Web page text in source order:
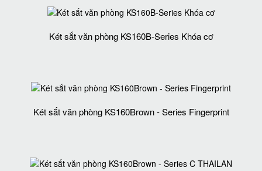
Két sắt văn phòng KS160B-Series Khóa cơ
Két sắt văn phòng KS160Brown - Series Fingerprint